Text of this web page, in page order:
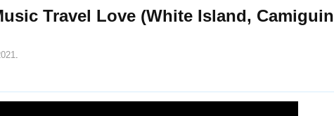
Travel Love (White Island, Camiguin
.